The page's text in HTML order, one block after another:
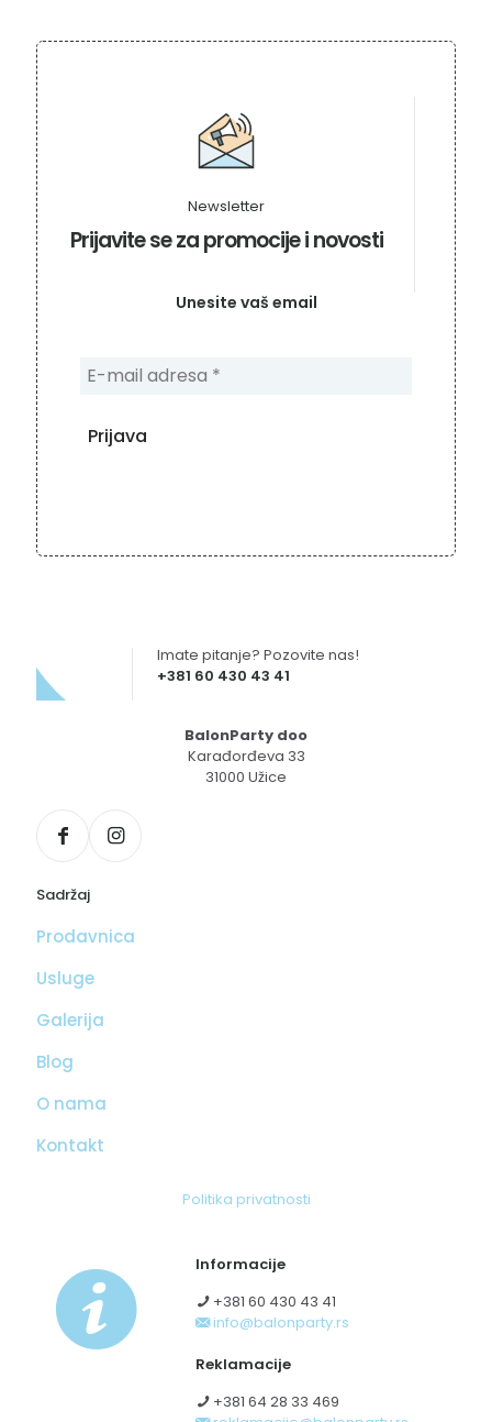
Prijavite se za promocije i novosti
Newsletter
Unesite vaš email
+381 60 430 43 41
Imate pitanje? Pozovite nas!
BalonParty doo
Karađorđeva 33
31000 Užice
Sadržaj
Prodavnica
Usluge
Galerija
Blog
O nama
Kontakt
Politika privatnosti
Informacije
+381 60 430 43 41
info@balonparty.rs
Reklamacije
+381 64 28 33 469